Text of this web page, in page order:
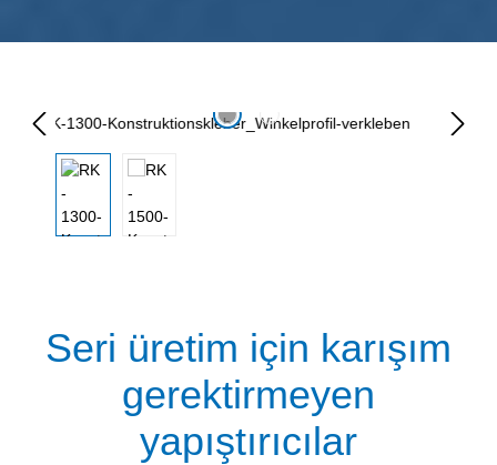
Resim galerisini atla
Seri üretim için karışım
gerektirmeyen
yapıştırıcılar